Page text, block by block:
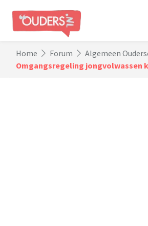
Home Forum
Algemeen
Omgangsregeling jongvolwassen